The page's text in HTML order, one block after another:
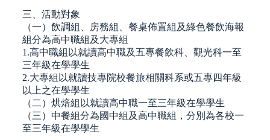
三、活動對象
（一）飲調組、房務組、餐桌佈置組及綠色餐飲海報
組分為高中職組及大專組
1.高中職組以就讀高中職及五專餐飲科、觀光科一至
三年級在學學生
2.大專組以就讀技專院校餐旅相關科系或五專四年級
以上之在學學生
（二）烘焙組以就讀高中職一至三年級在學學生
（三）中餐組分為國中組及高中職組，分別為各校一
至三年級在學學生